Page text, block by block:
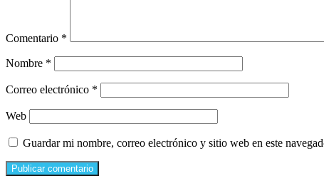
Comentario *
Nombre *
Correo electrónico *
Web
Guardar mi nombre, correo electrónico y sitio web en este